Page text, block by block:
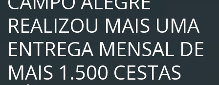
REALIZOU MAIS UMA
ENTREGA MENSAL DE
MAIS 1.500 CESTAS